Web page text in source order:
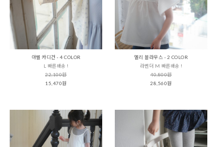
아벨 카디건 - 4 COLOR
L 빠른배송 !
22,100원
15,470원
엘리 블라우스 - 2 COLOR
라벤더 M 빠른배송 !
40,800원
28,560원